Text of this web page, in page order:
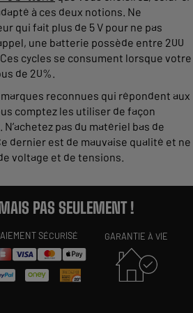
à ces deux notions. Ne
qui fait plus de 5 V pour ne pas
une batterie possède entre 200
cycles se consument lorsque votre
de 20%.
reconnues qui répondent aux
comptez les utiliser de façon
pas du matériel bas de
dernier est de mauvaise qualité et ne
voltage et de tensions.
PAS SEULEMENT !
SÉCURISÉ GARANTIE À VIE